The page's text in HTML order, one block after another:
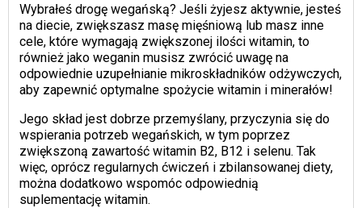
Wybrałeś drogę wegańską? Jeśli żyjesz aktywnie, jesteś
na diecie, zwiększasz masę mięśniową lub masz inne
cele, które wymagają zwiększonej ilości witamin, to
również jako weganin musisz zwrócić uwagę na
odpowiednie uzupełnianie mikroskładników odżywczych,
aby zapewnić optymalne spożycie witamin i minerałów!
Jego skład jest dobrze przemyślany, przyczynia się do
wspierania potrzeb wegańskich, w tym poprzez
zwiększoną zawartość witamin B2, B12 i selenu. Tak
więc, oprócz regularnych ćwiczeń i zbilansowanej diety,
można dodatkowo wspomóc odpowiednią
suplementację witamin.